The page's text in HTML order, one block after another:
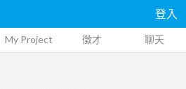
登入
My Project 徵才 聊天